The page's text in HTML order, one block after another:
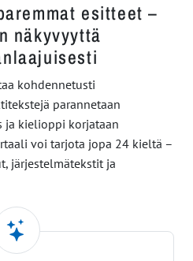
esitteet –
näkyvyyttä
kohdennetusti
parannetaan
kielioppi korjataan
voi tarjota jopa 24 kieltä –
järjestelmätekstit ja